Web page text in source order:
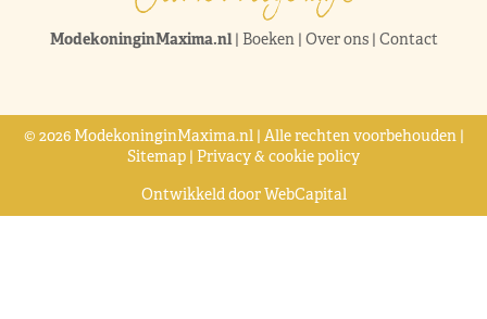
ModekoninginMaxima.nl| Boeken| Over ons| Contact
© 2026 ModekoninginMaxima.nl | Alle rechten voorbehouden |
Sitemap | Privacy & cookie policy
Ontwikkeld doorWebCapital